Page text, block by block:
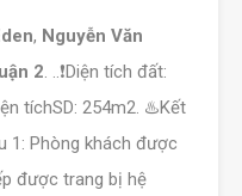
, Nguyễn Văn
2. ..❗️Diện tích đất:
tíchSD: 254m2. ♨️Kết
1: Phòng khách được
được trang bị hệ